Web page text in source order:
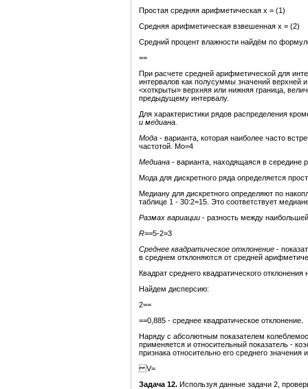
Простая средняя арифметическая х = (1)
Средняя арифметическая взвешенная х = (2)
Средний процент влажности найдём по
==
При расчете средней арифметической для
интервалов как полусуммы значений верхней
<хоткрыты» верхняя или нижняя граница,
предыдущему интервалу.
Для характеристики рядов распределения
и медиана.
Мода - варианта, которая наиболее часто
частотой. Мо=4
Медиана - варианта, находящаяся в середине
Мода для дискретного ряда определяется
Медиану для дискретного определяют по
таблице 1 - 30:2=15. Это соответствует
Размах вариации - разность между
R==5-2=3
Среднее квадратическое отклонение -
в среднем отклоняются от средней
Квадрат среднего квадратического
Найдем дисперсию:
2==
==0,885 - среднее квадратическое отклонение.
Наряду с абсолютным показателем
применяется и относительный показатель -
признака относительно его среднего значения
V=
Задача 12. Используя данные задачи 2,